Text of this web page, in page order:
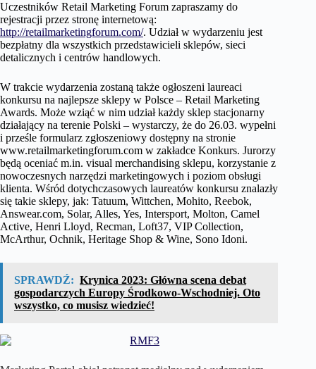
Uczestników Retail Marketing Forum zapraszamy do
rejestracji przez stronę internetową:
http://retailmarketingforum.com/. Udział w wydarzeniu jest
bezpłatny dla wszystkich przedstawicieli sklepów, sieci
detalicznych i centrów handlowych.
W trakcie wydarzenia zostaną także ogłoszeni laureaci
konkursu na najlepsze sklepy w Polsce – Retail Marketing
Awards. Może wziąć w nim udział każdy sklep stacjonarny
działający na terenie Polski – wystarczy, że do 26.03. wypełni
i prześle formularz zgłoszeniowy dostępny na stronie
www.retailmarketingforum.com w zakładce Konkurs. Jurorzy
będą oceniać m.in. visual merchandising sklepu, korzystanie z
nowoczesnych narzędzi marketingowych i poziom obsługi
klienta. Wśród dotychczasowych laureatów konkursu znalazły
się takie sklepy, jak: Tatuum, Wittchen, Mohito, Reebok,
Answear.com, Solar, Alles, Yes, Intersport, Molton, Camel
Active, Henri Lloyd, Recman, Loft37, VIP Collection,
McArthur, Ochnik, Heritage Shop & Wine, Sono Idoni.
SPRAWDŹ: Krynica 2023: Główna scena debat
gospodarczych Europy Środkowo-Wschodniej. Oto
wszystko, co musisz wiedzieć!